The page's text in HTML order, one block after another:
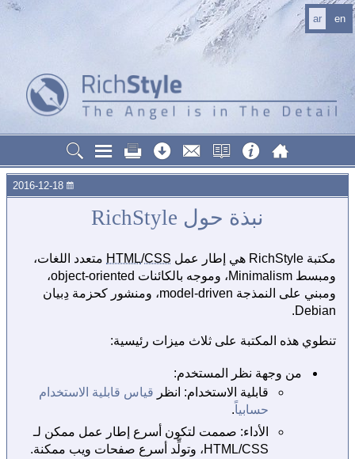
ar en
2016-12-18
نبذة حول RichStyle
مكتبة RichStyle هي إطار عمل HTML/CSS
متعدد اللغات،
ومبسط Minimalism، وموجه بالكائنات object-oriented،
ومبني على النمذجة model-driven، ومنشور كحزمة دِبيان
Debian.
تنطوي هذه المكتبة على ثلاث ميزات رئيسية:
من وجهة نظر المستخدم:
قابلية الاستخدام: انظر قياس قابلية الاستخدام
حسابياً.
الأداء: صممت لتكون أسرع إطار عمل ممكن لـ
HTML/CSS، وتولِّد أسرع صفحات ويب ممكنة.